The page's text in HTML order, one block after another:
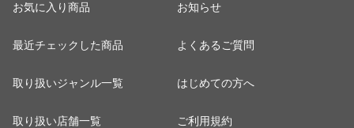
お気に入り商品
最近チェックした商品
取り扱いジャンル一覧
取り扱い店舗一覧
お知らせ
よくあるご質問
はじめての方へ
ご利用規約